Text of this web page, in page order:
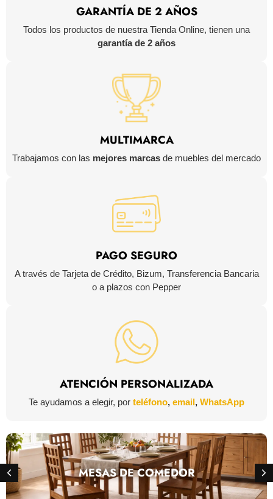
GARANTÍA DE 2 AÑOS
Todos los productos de nuestra Tienda Online, tienen una
garantía de 2 años
MULTIMARCA
Trabajamos con las mejores marcas de muebles del mercado
PAGO SEGURO
A través de Tarjeta de Crédito, Bizum, Transferencia Bancaria
o a plazos con Pepper
ATENCIÓN PERSONALIZADA
Te ayudamos a elegir, por teléfono, email, WhatsApp
MESAS DE COMEDOR